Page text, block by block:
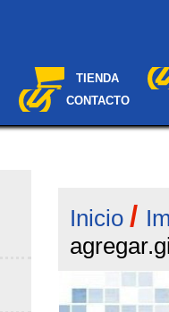
TIENDA
CONTACTO
Inicio /